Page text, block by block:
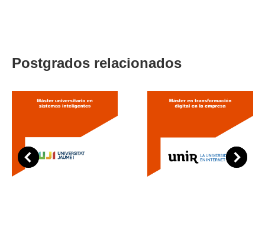
Postgrados relacionados